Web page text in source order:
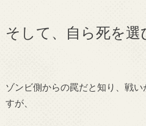
そして、自ら死を選
ゾンビ側からの罠だと知り、戦
すが、